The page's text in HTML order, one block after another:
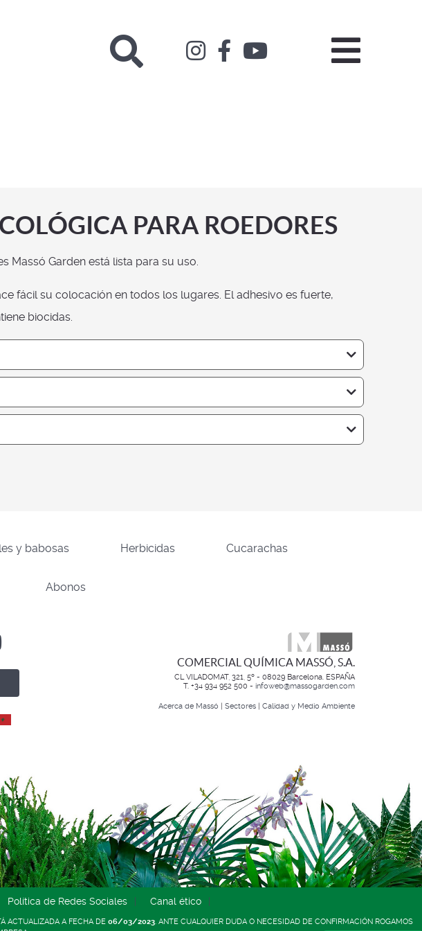
PARA ROEDORES
Massó Garden está lista para su uso.
fácil su colocación en todos los lugares. El adhesivo es fuerte,
biocidas.
y babosas Herbicidas Cucarachas
Abonos
COMERCIAL QUÍMICA MASSÓ, S.A.
CL VILADOMAT, 321, 5º - 08029 Barcelona. ESPAÑA
T. +34 934 952 500 - infoweb@massogarden.com
Acerca de Massó | Sectores | Calidad y Medio Ambiente
Política de Redes Sociales Canal ético
ACTUALIZADA A FECHA DE 06/03/2023. ANTE CUALQUIER DUDA O NECESIDAD DE CONFIRMACIÓN ROGAMOS